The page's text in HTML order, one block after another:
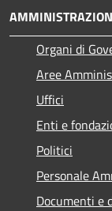
Organi di
Aree
Uffici
Enti e
Politici
Personale
Documenti e